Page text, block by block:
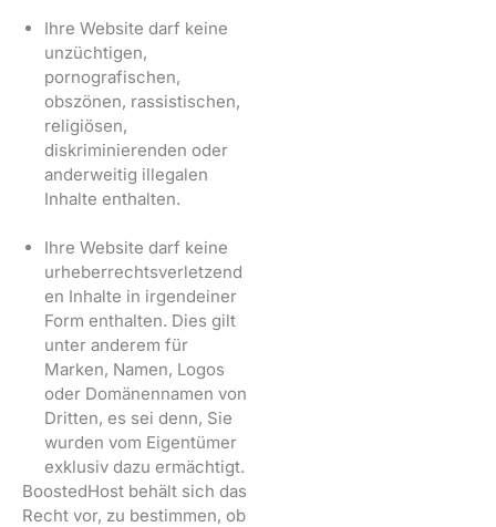
Ihre Website darf keine
unzüchtigen,
pornografischen,
obszönen, rassistischen,
religiösen,
diskriminierenden oder
anderweitig illegalen
Inhalte enthalten.
Ihre Website darf keine
urheberrechtsverletzend
en Inhalte in irgendeiner
Form enthalten. Dies gilt
unter anderem für
Marken, Namen, Logos
oder Domänennamen von
Dritten, es sei denn, Sie
wurden vom Eigentümer
exklusiv dazu ermächtigt.
BoostedHost behält sich das
Recht vor, zu bestimmen, ob